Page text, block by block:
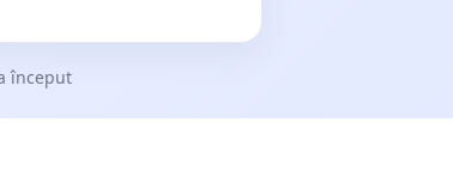
început